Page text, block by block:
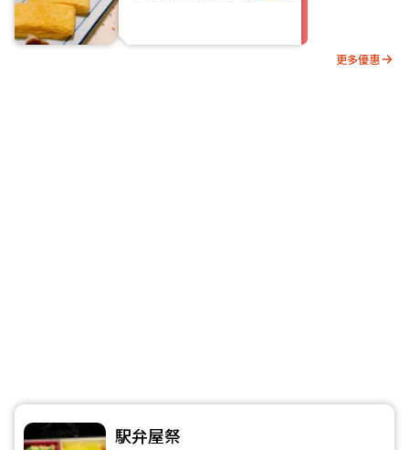
更多優惠
駅弁屋祭